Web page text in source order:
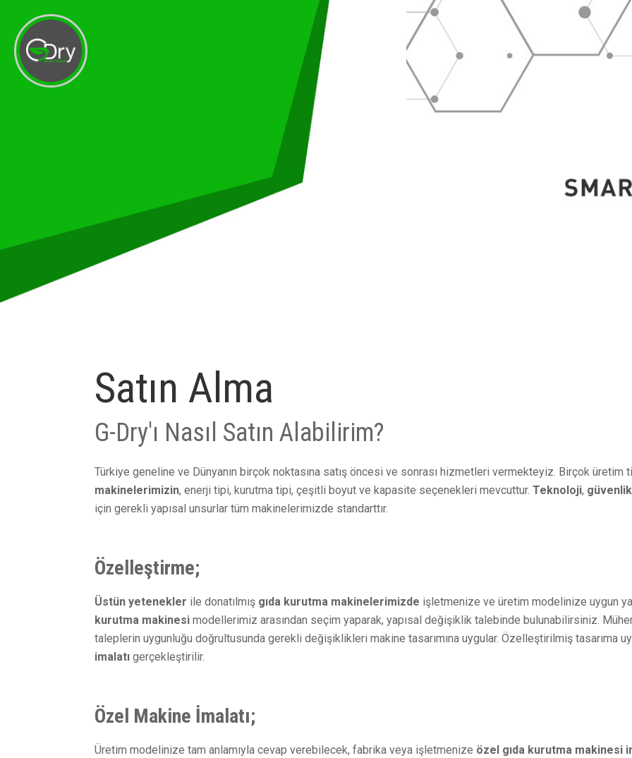
Satın Alma
G-Dry'ı Nasıl Satın Alabilirim?
Türkiye geneline ve Dünyanın birçok noktasına satış öncesi ve sonrası hizmetleri vermekteyiz. Birçok
makinelerimizin, enerji tipi, kurutma tipi, çeşitli boyut ve kapasite seçenekleri mevcuttur.Teknoloji, güvenlik
için gerekli yapısal unsurlar tüm makinelerimizde standarttır.
Özelleştirme;
Üstün yetenekler ile donatılmış gıda kurutma makinelerimizde işletmenize ve üretim modelinize uygun
kurutma makinesi modellerimiz arasından seçim yaparak, yapısal değişiklik talebinde bulunabilirsiniz.
taleplerin uygunluğu doğrultusunda gerekli değişiklikleri makine tasarımına uygular. Özelleştirilmiş tasarıma
imalatı gerçekleştirilir.
Özel Makine İmalatı;
Üretim modelinize tam anlamıyla cevap verebilecek, fabrika veya işletmenize özel gıda kurutma makinesi